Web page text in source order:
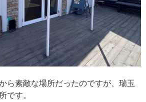
ら素敵な場所だったのですが、瑞玉
です。